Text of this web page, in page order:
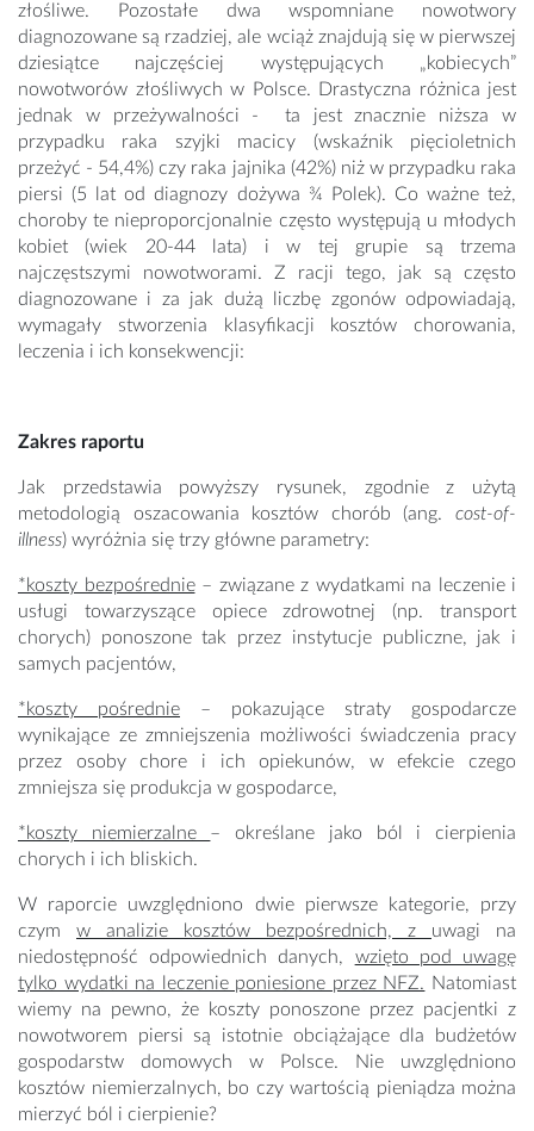
złośliwe. Pozostałe dwa wspomniane nowotwory
diagnozowane są rzadziej, ale wciąż znajdują się w pierwszej
dziesiątce najczęściej występujących „kobiecych”
nowotworów złośliwych w Polsce. Drastyczna różnica jest
jednak w przeżywalności - ta jest znacznie niższa w
przypadku raka szyjki macicy (wskaźnik pięcioletnich
przeżyć - 54,4%) czy raka jajnika (42%) niż w przypadku raka
piersi (5 lat od diagnozy dożywa ¾ Polek). Co ważne też,
choroby te nieproporcjonalnie często występują u młodych
kobiet (wiek 20-44 lata) i w tej grupie są trzema
najczęstszymi nowotworami. Z racji tego, jak są często
diagnozowane i za jak dużą liczbę zgonów odpowiadają,
wymagały stworzenia klasyfikacji kosztów chorowania,
leczenia i ich konsekwencji:
Zakres raportu
Jak przedstawia powyższy rysunek, zgodnie z użytą
metodologią oszacowania kosztów chorób (ang. cost-of-
illness) wyróżnia się trzy główne parametry:
*koszty bezpośrednie– związane z wydatkami na leczenie i
usługi towarzyszące opiece zdrowotnej (np. transport
chorych) ponoszone tak przez instytucje publiczne, jak i
samych pacjentów,
*koszty pośrednie – pokazujące straty gospodarcze
wynikające ze zmniejszenia możliwości świadczenia pracy
przez osoby chore i ich opiekunów, w efekcie czego
zmniejsza się produkcja w gospodarce,
*koszty niemierzalne – określane jako ból i cierpienia
chorych i ich bliskich.
W raporcie uwzględniono dwie pierwsze kategorie, przy
czym w analizie kosztów bezpośrednich, z uwagi na
niedostępność odpowiednich danych, wzięto pod uwagę
tylko wydatki na leczenie poniesione przez NFZ. Natomiast
wiemy na pewno, że koszty ponoszone przez pacjentki z
nowotworem piersi są istotnie obciążające dla budżetów
gospodarstw domowych w Polsce. Nie uwzględniono
kosztów niemierzalnych, bo czy wartością pieniądza można
mierzyć ból i cierpienie?